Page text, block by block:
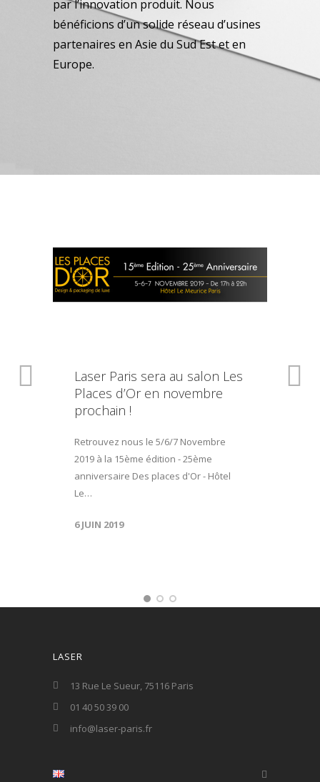
par l’innovation produit. Nous
bénéficions d’un solide réseau d’usines
partenaires en Asie du Sud Est et en
Europe.
Laser Paris sera au salon Les
Places d’Or en novembre
prochain !
Retrouvez nous le 5/6/7 Novembre
2019 à la 15ème édition - 25ème
anniversaire Des places d'Or - Hôtel
Le…
6 JUIN 2019
LASER
13 Rue Le Sueur, 75116 Paris
01 40 50 39 00
info@laser-paris.fr